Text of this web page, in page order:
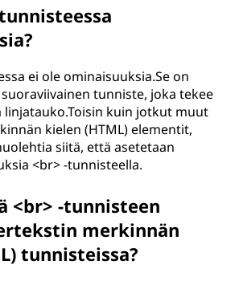
ei ole ominaisuuksia.Se on
tunniste, joka tekee
linjatauko.Toisin kuin jotkut muut
kielen (HTML) elementit,
siitä, että asetetaan
<br> -tunnisteella.
<br> -tunnisteen
merkinnän
tunnisteissa?